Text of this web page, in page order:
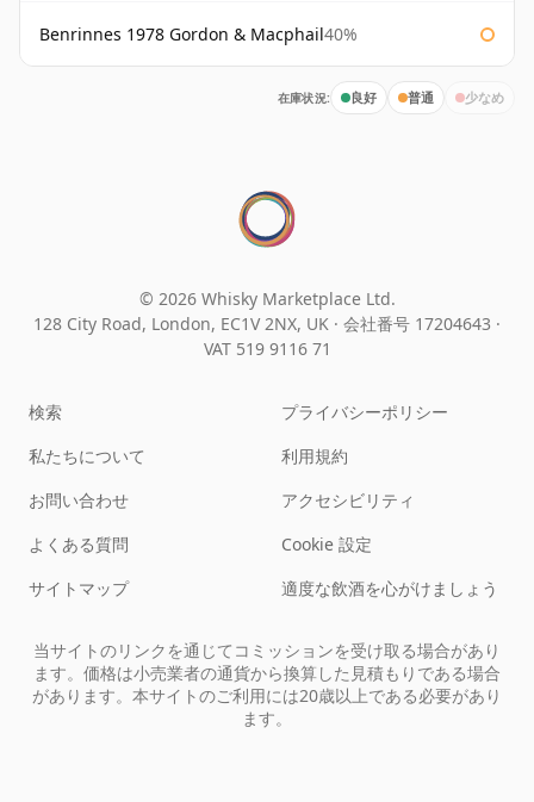
Benrinnes 1978 Gordon & Macphail40%
在庫状況: 良好 普通 少なめ
© 2026 Whisky Marketplace Ltd.
128 City Road, London, EC1V 2NX, UK · 会社番号 17204643 ·
VAT 519 9116 71
検索
私たちについて
お問い合わせ
よくある質問
サイトマップ
プライバシーポリシー
利用規約
アクセシビリティ
Cookie 設定
適度な飲酒を心がけましょう
当サイトのリンクを通じてコミッションを受け取る場合があり
ます。価格は小売業者の通貨から換算した見積もりである場合
があります。本サイトのご利用には20歳以上である必要があり
ます。